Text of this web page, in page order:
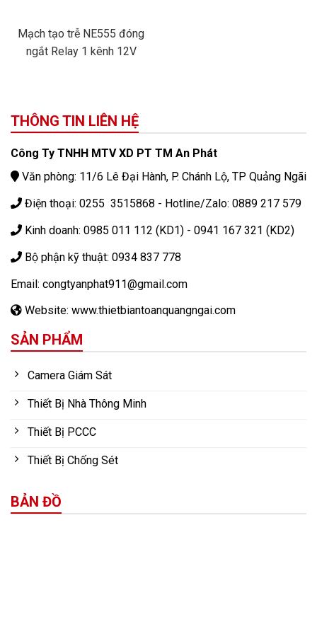
Mạch tạo trễ NE555 đóng
ngắt Relay 1 kênh 12V
THÔNG TIN LIÊN HỆ
Công Ty TNHH MTV XD PT TM An Phát
Văn phòng: 11/6 Lê Đại Hành, P. Chánh Lộ, TP Quảng Ngãi
Điện thoại: 0255 3515868 - Hotline/Zalo: 0889 217 579
Kinh doanh: 0985 011 112 (KD1) - 0941 167 321 (KD2)
Bộ phận kỹ thuật: 0934 837 778
Email: congtyanphat911@gmail.com
Website: www.thietbiantoanquangngai.com
SẢN PHẨM
Camera Giám Sát
Thiết Bị Nhà Thông Minh
Thiết Bị PCCC
Thiết Bị Chống Sét
BẢN ĐỒ